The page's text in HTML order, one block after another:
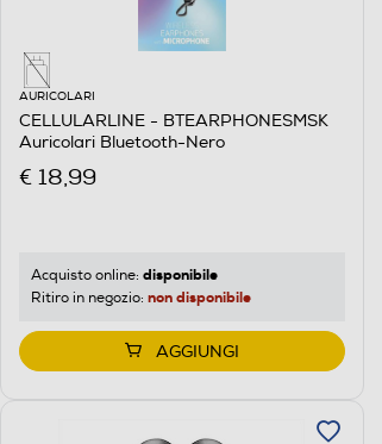
AURICOLARI
CELLULARLINE - BTEARPHONESMSK
Auricolari Bluetooth-Nero
€ 18,99
Acquisto online: disponibile
Ritiro in negozio: non disponibile
AGGIUNGI